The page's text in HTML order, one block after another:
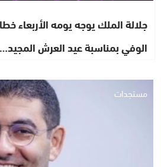
جلالة الملك يوجه يومه الأربعاء
الوفي بمناسبة عيد العرش المجيد…
مستجدات